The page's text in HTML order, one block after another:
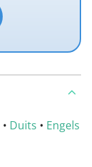
• Duits • Engels